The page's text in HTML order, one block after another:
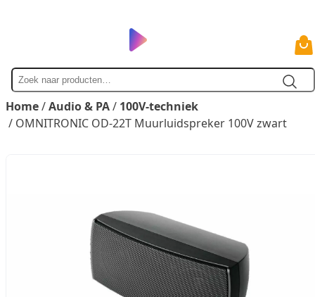
Zoek
naar
Home/Audio & PA/ 100V-techniek
/ OMNITRONIC OD-22T Muurluidspreker 100V zwart